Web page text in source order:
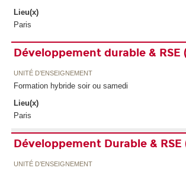
Lieu(x)
Paris
Développement durable & RSE
UNITÉ D’ENSEIGNEMENT
Formation hybride soir ou samedi
Lieu(x)
Paris
Développement Durable & RSE
UNITÉ D’ENSEIGNEMENT